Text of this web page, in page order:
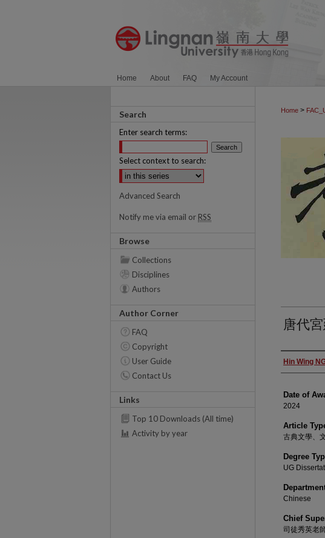
Home About FAQ My Account
Home >
唐代
Author
Hin Wing
Date of
2024
Article
古典文學、
Degree
UG
Chinese
Chief
司徒秀英老
Search
Enter search terms:
Select context to search:
Advanced Search
Notify me via email or RSS
Browse
Collections
Disciplines
Authors
Author Corner
FAQ
Copyright
User Guide
Contact Us
Links
Top 10 Downloads (All time)
Activity by year